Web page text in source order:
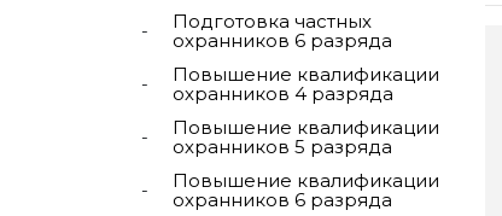
Подготовка частных
охранников 6 разряда
Повышение квалификации
охранников 4 разряда
Повышение квалификации
охранников 5 разряда
Повышение квалификации
охранников 6 разряда